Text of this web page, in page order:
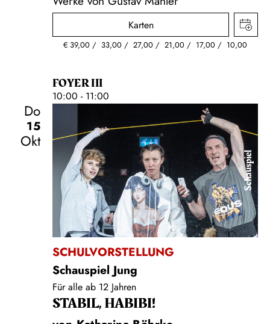
Karten
€ 39,00 33,00 27,00 21,00 17,00 10,00
FOYER III
10:00 - 11:00
Do
15
Okt
Schauspiel
SCHULVORSTELLUNG
Schauspiel Jung
Für alle ab 12 Jahren
STABIL, HABIBI!